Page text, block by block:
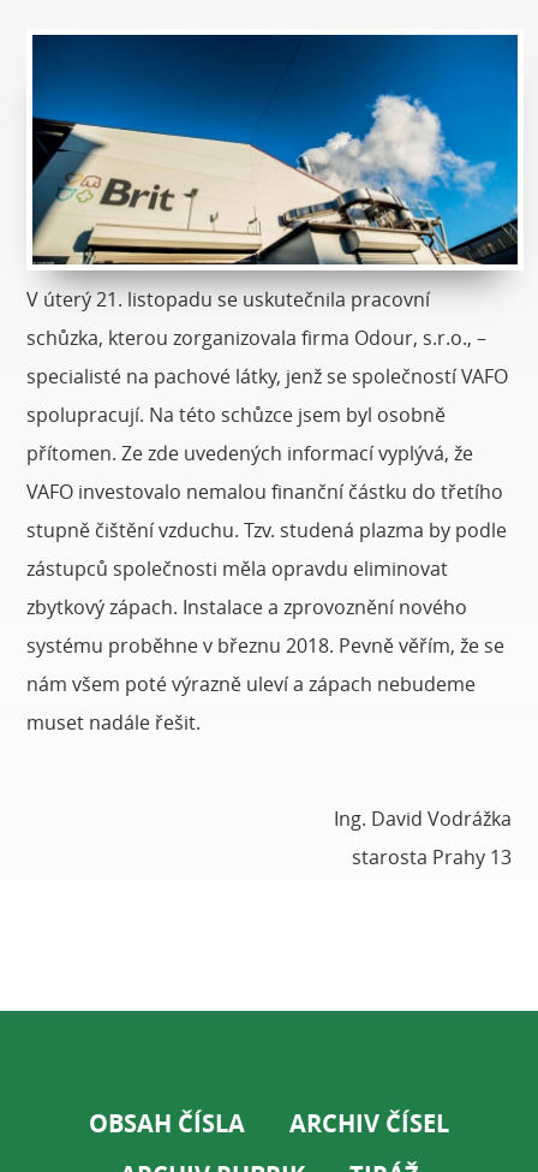
V úterý 21. listopadu se uskutečnila pracovní
schůzka, kterou zorganizovala firma Odour, s.r.o., –
specialisté na pachové látky, jenž se společností VAFO
spolupracují. Na této schůzce jsem byl osobně
přítomen. Ze zde uvedených informací vyplývá, že
VAFO investovalo nemalou finanční částku do třetího
stupně čištění vzduchu. Tzv. studená plazma by podle
zástupců společnosti měla opravdu eliminovat
zbytkový zápach. Instalace a zprovoznění nového
systému proběhne v březnu 2018. Pevně věřím, že se
nám všem poté výrazně uleví a zápach nebudeme
muset nadále řešit.
Ing. David Vodrážka
starosta Prahy 13
OBSAH ČÍSLA
ARCHIV ČÍSEL